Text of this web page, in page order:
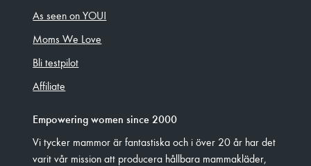
As seen on YOU!
Moms We Love
Bli testpilot
Affiliate
Empowering women since 2000
Vi tycker mammor är fantastiska och i över 20 år har det
varit vår mission att producera hållbara mammakläder,